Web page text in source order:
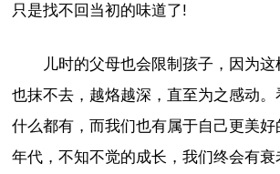
只是找不回当初的味道了!
儿时的父母也会限制孩子，因为
也抹不去，越烙越深，直至为之感动
什么都有，而我们也有属于自己更美
年代，不知不觉的成长，我们终会有